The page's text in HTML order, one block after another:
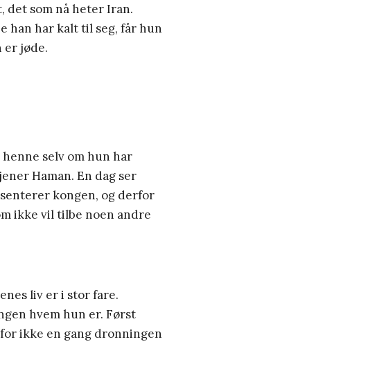
det som nå heter Iran.
han har kalt til seg, får hun
er jøde.
selv om hun har
Haman. En dag ser
kongen, og derfor
ikke vil tilbe noen andre
liv er i stor fare.
hvem hun er. Først
ikke en gang dronningen